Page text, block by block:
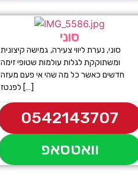
סוני
סוני, נערת ליווי צעירה, גמישה קיצונית
ומשתוקקת לגלות עולמות שטופי זימה
חדשים כאשר כל מה שהי אי פעם מעזה
לפנטז […]
0542143707
וואטסאפ